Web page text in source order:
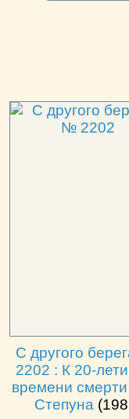
С другого
2202 : К 20-
времени
Степуна